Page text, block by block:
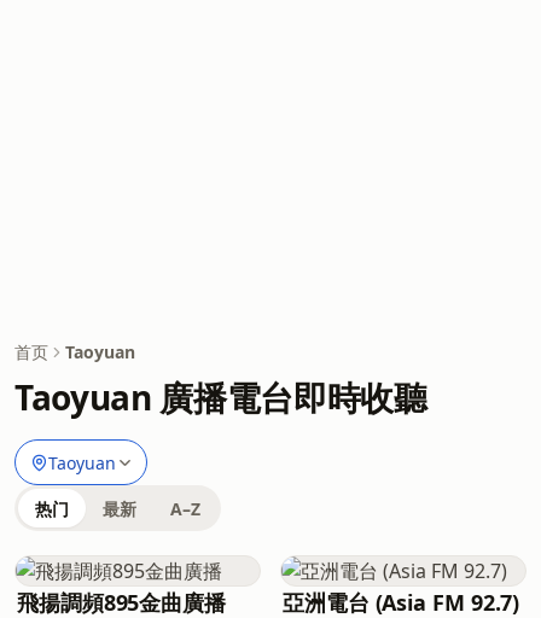
首页 Taoyuan
Taoyuan 廣播電台即時收聽
Taoyuan
热门 最新 A–Z
飛揚調頻895金曲廣播 亞洲電台 (Asia FM 92.7)